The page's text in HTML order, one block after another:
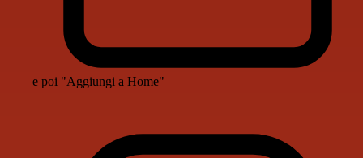
e poi "Aggiungi a Home"